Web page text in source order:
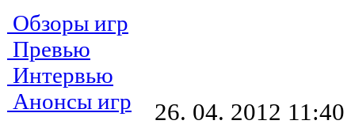
Обзоры игр
Превью
Интервью
Анонсы игр
26. 04. 2012 11:40